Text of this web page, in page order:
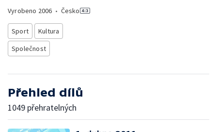
Vyrobeno 2006 • Česko
Sport
Kultura
Společnost
Přehled dílů
1049 přehratelných